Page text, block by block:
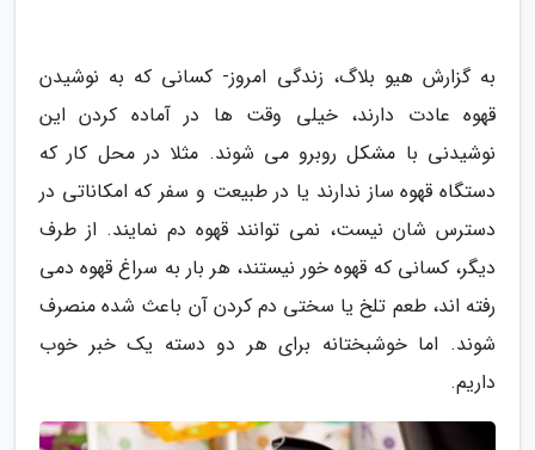
به گزارش هیو بلاگ، زندگی امروز- کسانی که به نوشیدن
قهوه عادت دارند، خیلی وقت ها در آماده کردن این
نوشیدنی با مشکل روبرو می شوند. مثلا در محل کار که
دستگاه قهوه ساز ندارند یا در طبیعت و سفر که امکاناتی در
دسترس شان نیست، نمی توانند قهوه دم نمایند. از طرف
دیگر، کسانی که قهوه خور نیستند، هر بار به سراغ قهوه دمی
رفته اند، طعم تلخ یا سختی دم کردن آن باعث شده منصرف
شوند. اما خوشبختانه برای هر دو دسته یک خبر خوب
داریم.